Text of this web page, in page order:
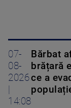
07-
08-
2026
14:08
Bărbat
brățară
ce a